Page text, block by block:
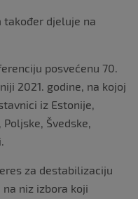
također djeluje na
posvećenu 70.
2021. godine, na kojoj
iz Estonije,
Švedske,
za destabilizaciju
niz izbora koji